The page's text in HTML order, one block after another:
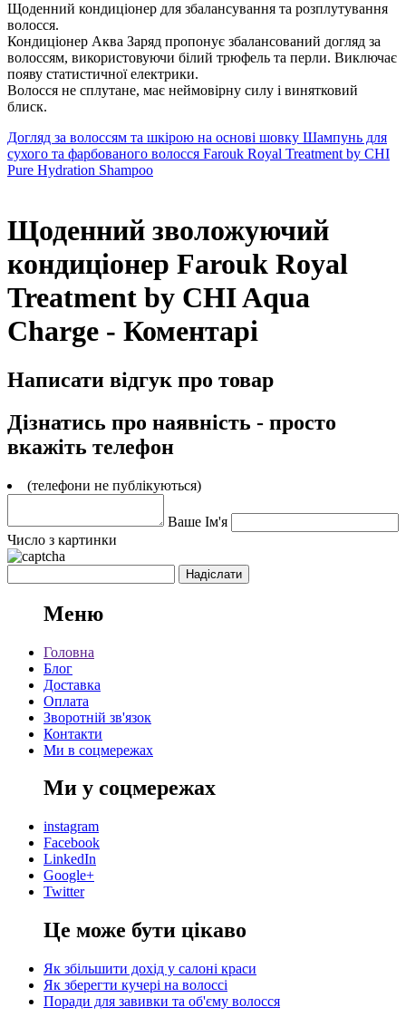
Щоденний кондиціонер для збалансування та розплутування
волосся.
Кондиціонер Аква Заряд пропонує збалансований догляд за
волоссям, використовуючи білий трюфель та перли. Виключає
появу статистичної електрики.
Волосся не сплутане, має неймовірну силу і винятковий
блиск.
Догляд за волоссям та шкірою на основі шовку Шампунь для
сухого та фарбованого волосся Farouk Royal Treatment by CHI
Pure Hydration Shampoo
Щоденний зволожуючий
кондиціонер Farouk Royal
Treatment by CHI Aqua
Charge - Коментарі
Написати відгук про товар
Дізнатись про наявність - просто
вкажіть телефон
(телефони не публікуються)
Ваше Ім'я
Число з картинки
Меню
Головна
Блог
Доставка
Оплата
Зворотній зв'язок
Контакти
Ми в соцмережах
Ми у соцмережах
instagram
Facebook
LinkedIn
Google+
Twitter
Це може бути цікаво
Як збільшити дохід у салоні краси
Як зберегти кучері на волоссі
Поради для завивки та об'єму волосся